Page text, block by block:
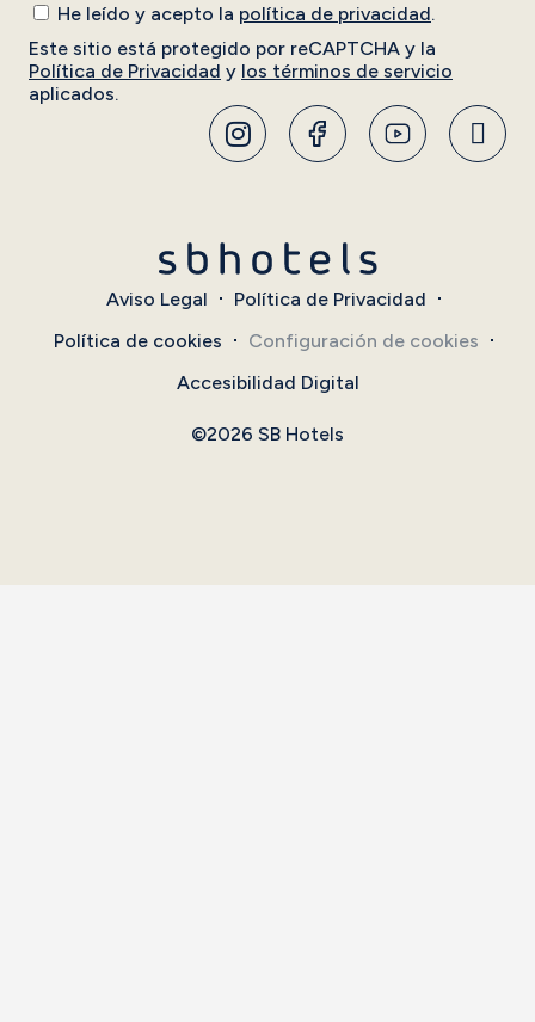
He leído y acepto la política de privacidad.
Este sitio está protegido por reCAPTCHA y la
Política de Privacidad y los términos de servicio
aplicados.
Aviso Legal
Política de Privacidad
Política de cookies
Configuración de cookies
Accesibilidad Digital
©2026 SB Hotels